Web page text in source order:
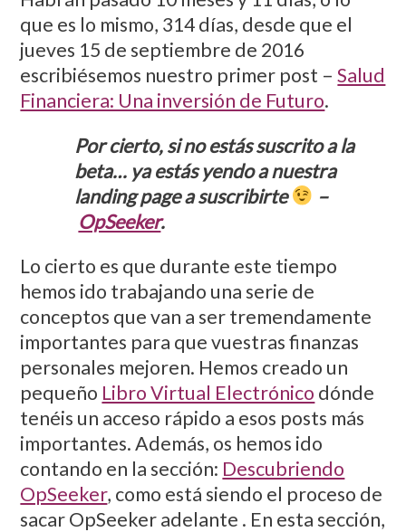
que es lo mismo, 314 días, desde que el
jueves 15 de septiembre de 2016
escribiésemos nuestro primer post –Salud
Financiera: Una inversión de Futuro.
Por cierto, si no estás suscrito a la
beta… ya estás yendo a nuestra
landing page a suscribirte
–
OpSeeker.
Lo cierto es que durante este tiempo
hemos ido trabajando una serie de
conceptos que van a ser tremendamente
importantes para que vuestras finanzas
personales mejoren. Hemos creado un
pequeño Libro Virtual Electrónico dónde
tenéis un acceso rápido a esos posts más
importantes. Además, os hemos ido
contando en la sección: Descubriendo
OpSeeker, como está siendo el proceso de
sacar OpSeeker adelante . En esta sección,